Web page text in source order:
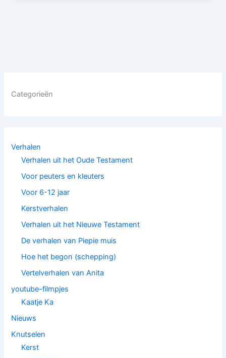
Categorieën
Verhalen
Verhalen uit het Oude Testament
Voor peuters en kleuters
Voor 6-12 jaar
Kerstverhalen
Verhalen uit het Nieuwe Testament
De verhalen van Piepie muis
Hoe het begon (schepping)
Vertelverhalen van Anita
youtube-filmpjes
Kaatje Ka
Nieuws
Knutselen
Kerst